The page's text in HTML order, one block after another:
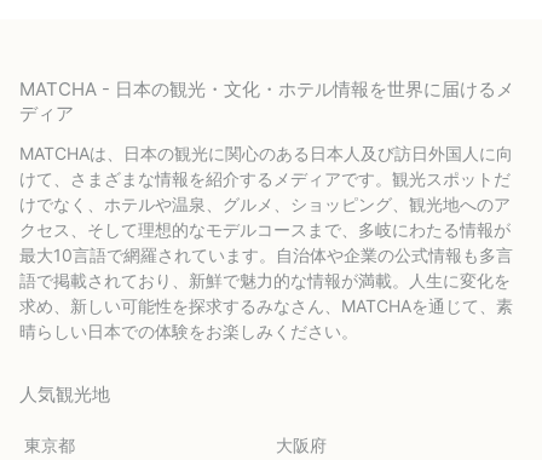
MATCHA - 日本の観光・文化・ホテル情報を世界に届けるメ
ディア
MATCHAは、日本の観光に関心のある日本人及び訪日外国人に向
けて、さまざまな情報を紹介するメディアです。観光スポットだ
けでなく、ホテルや温泉、グルメ、ショッピング、観光地へのア
クセス、そして理想的なモデルコースまで、多岐にわたる情報が
最大10言語で網羅されています。自治体や企業の公式情報も多言
語で掲載されており、新鮮で魅力的な情報が満載。人生に変化を
求め、新しい可能性を探求するみなさん、MATCHAを通じて、素
晴らしい日本での体験をお楽しみください。
人気観光地
東京都 大阪府